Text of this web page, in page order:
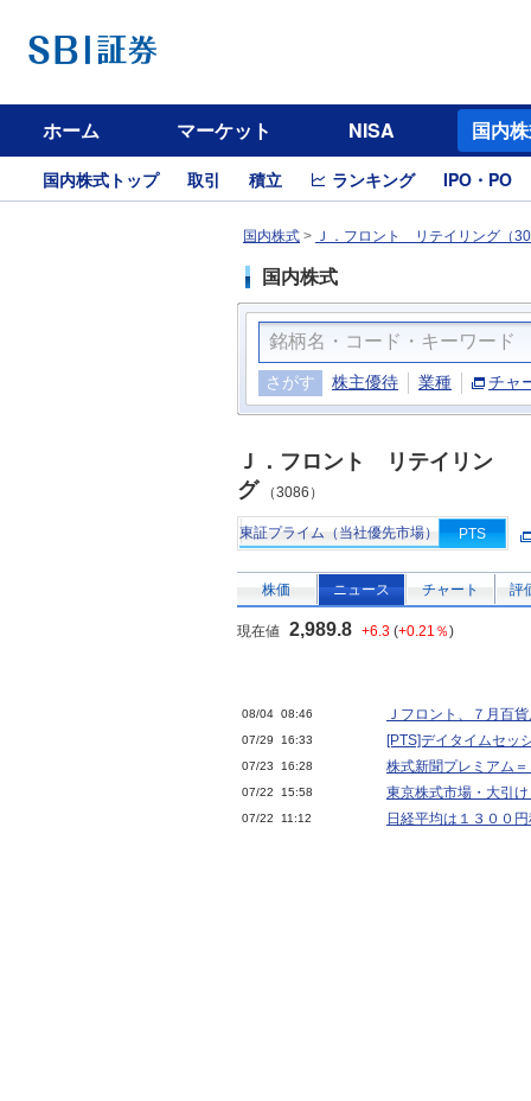
ホーム マーケット NISA 国内
国内株式トップ 取引 積立 ランキング IPO・PO
国内株式 > Ｊ．フロント リテイリング（
国内株式
さがす 株主優待 業種 チャ
Ｊ．フロント リテイリン
グ （3086）
東証プライム（当社優先市場） PTS
株価 ニュース チャート 評
現在値 2,989.8 +6.3 (+0.21％)
08/04 08:46 Ｊフロント、７月百
07/29 16:33 [PTS]デイタイムセ
07/23 16:28 株式新聞プレミアム
07/22 15:58 東京株式市場・大引
07/22 11:12 日経平均は１３００